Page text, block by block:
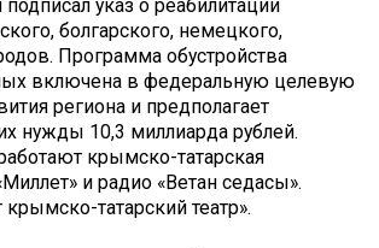
указ о реабилитации
болгарского, немецкого,
Программа обустройства
включена в федеральную целевую
реги­она и предполагает
нужды 10,3 миллиарда рублей.
крымско-­татарская
и радио «Ветан седасы».
татарский театр».